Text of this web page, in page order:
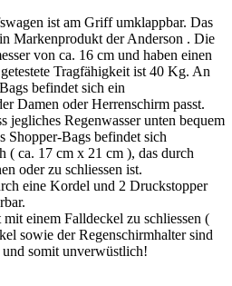
ist am Griff umklappbar. Das
Markenprodukt der Anderson . Die
von ca. 16 cm und haben einen
Tragfähigkeit ist 40 Kg. An
befindet sich ein
Damen oder Herrenschirm passt.
jegliches Regenwasser unten bequem
Shopper-Bags befindet sich
( ca. 17 cm x 21 cm ), das durch
oder zu schliessen ist.
eine Kordel und 2 Druckstopper
einem Falldeckel zu schliessen (
sowie der Regenschirmhalter sind
somit unverwüstlich!